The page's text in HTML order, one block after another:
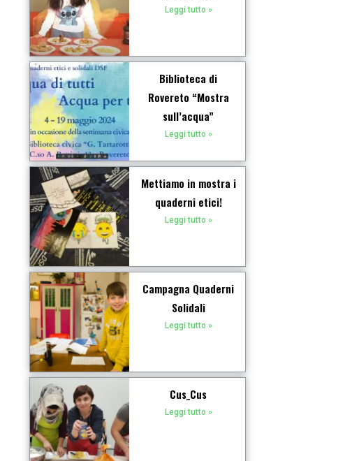
Leggi tutto »
Biblioteca di
Rovereto “Mostra
sull’acqua”
Leggi tutto »
Mettiamo in mostra i
quaderni etici!
Leggi tutto »
Campagna Quaderni
Solidali
Leggi tutto »
Cus_Cus
Leggi tutto »